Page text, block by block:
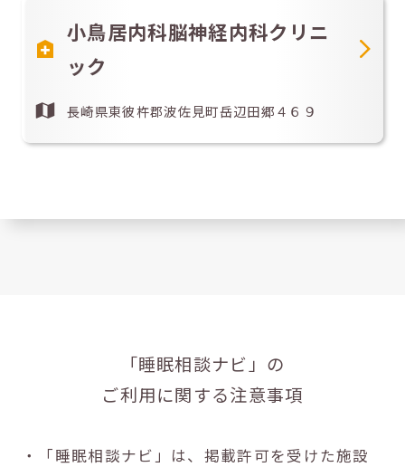
小鳥居内科脳神経内科クリニ
ック
長崎県東彼杵郡波佐見町岳辺田郷４６９
「睡眠相談ナビ」の
ご利用に関する注意事項
・「睡眠相談ナビ」は、掲載許可を受けた施設